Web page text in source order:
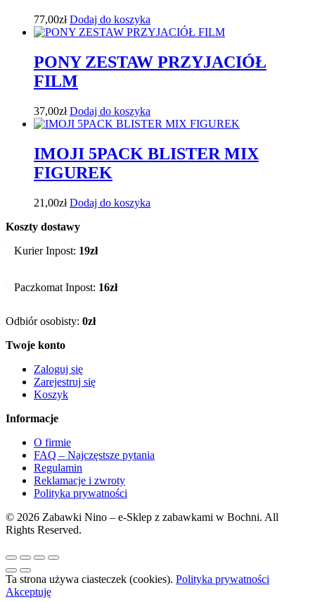
77,00zł Dodaj do koszyka
PONY ZESTAW PRZYJACIÓŁ
FILM
37,00zł Dodaj do koszyka
IMOJI 5PACK BLISTER MIX
FIGUREK
21,00zł Dodaj do koszyka
Koszty dostawy
Kurier Inpost: 19zł
Paczkomat Inpost: 16zł
Odbiór osobisty: 0zł
Twoje konto
Zaloguj się
Zarejestruj się
Koszyk
Informacje
O firmie
FAQ – Najczęstsze pytania
Regulamin
Reklamacje i zwroty
Polityka prywatności
© 2026 Zabawki Nino – e-Sklep z zabawkami w Bochni. All
Rights Reserved.
Ta strona używa ciasteczek (cookies). Polityka prywatności
Akceptuję